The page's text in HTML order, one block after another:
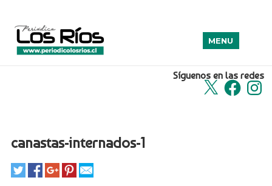
Síguenos en las redes
X Facebook
MENU
canastas-internados-1